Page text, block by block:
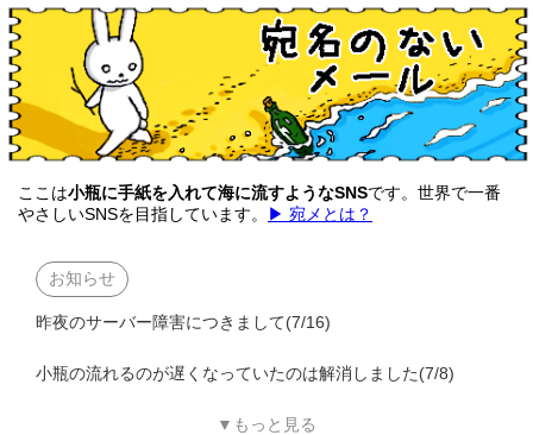
ここは小瓶に手紙を入れて海に流すようなSNSです。世界で一番
やさしいSNSを目指しています。
▶ 宛メとは？
お知らせ
昨夜のサーバー障害につきまして(7/16)
小瓶の流れるのが遅くなっていたのは解消しました(7/8)
▼もっと見る